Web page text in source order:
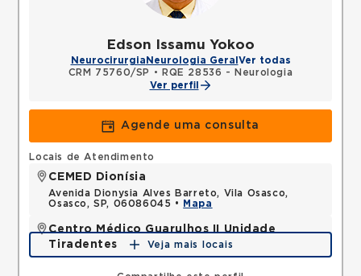
Edson Issamu Yokoo
Neurocirurgia Neurologia Geral Ver todas
CRM 75760/SP
•
RQE 28536 - Neurologia
Ver perfil
Agende uma consulta
Locais de Atendimento
CEMED Dionísia
Avenida Dionysia Alves Barreto, Vila Osasco,
Osasco, SP, 06086045 •
Mapa
Centro Médico Guarulhos II Unidade
Tiradentes
Avenida Tiradentes, Jardim Guarulhos, Guarulhos,
SP, 07090000 •
Mapa
Veja mais locais